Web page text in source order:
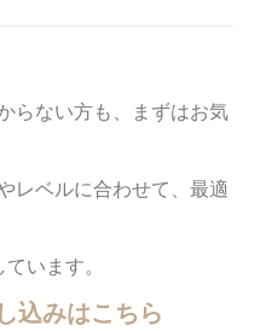
らない方も、まずはお気
レベルに合わせて、最適
います。
込みはこちら